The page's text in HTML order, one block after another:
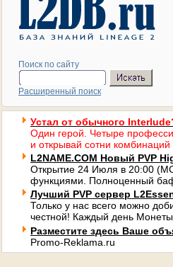
Поиск по сайту
Расширенный поиск
Устал от обычного
Один герой. Четыре
и открывай сотни комбинаций
L2NAME.COM Новый PVP
Открытие 24 Июля в 20:00
функциями. Полноценный
Лучший PVP сервер
Только у нас всего можно
честной! Каждый день
Разместите здесь Ваше
Promo-Reklama.ru